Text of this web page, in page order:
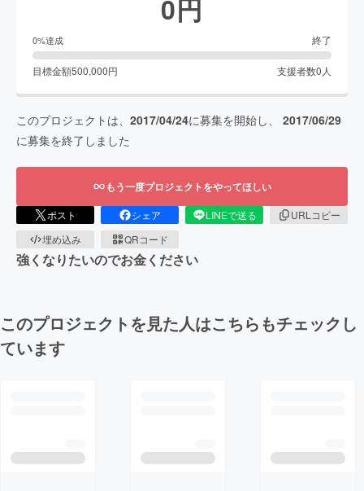
0円
0%達成 終了
目標金額500,000円 支援者数0 人
このプロジェクトは、 2017/04/24に募集を開始し、 2017/06/29
に募集を終了しました
もう一度プロジェクトをやってほしい
ポスト シェア LINEで送る
URLコピー
埋め込み
QRコード
強くなりたいのでお金ください
このプロジェクトを見た人はこちらもチェックし
ています